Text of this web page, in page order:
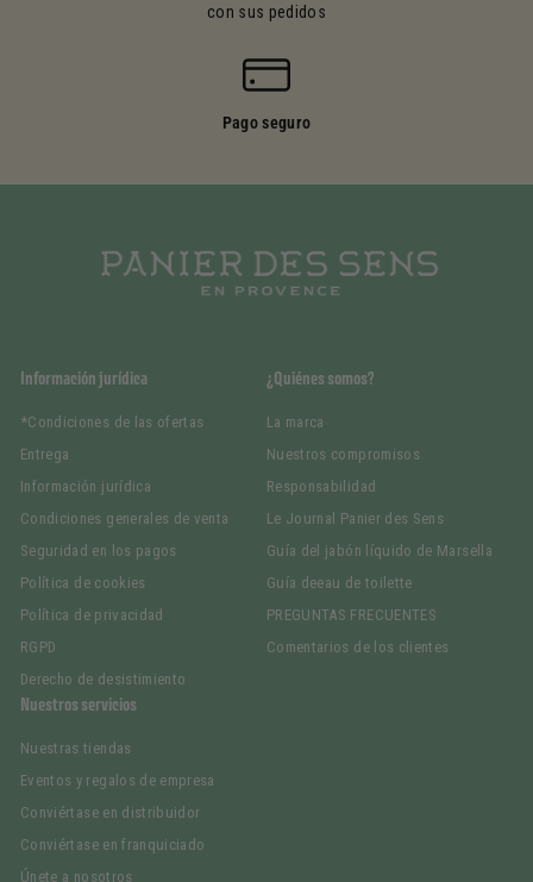
con sus pedidos
Pago seguro
Información jurídica
*Condiciones de las ofertas
Entrega
Información jurídica
Condiciones generales de venta
Seguridad en los pagos
Política de cookies
Política de privacidad
RGPD
Derecho de desistimiento
¿Quiénes somos?
La marca
Nuestros compromisos
Responsabilidad
Le Journal Panier des Sens
Guía del jabón líquido de Marsella
Guía deeau de toilette
PREGUNTAS FRECUENTES
Comentarios de los clientes
Nuestros servicios
Nuestras tiendas
Eventos y regalos de empresa
Conviértase en distribuidor
Conviértase en franquiciado
Únete a nosotros